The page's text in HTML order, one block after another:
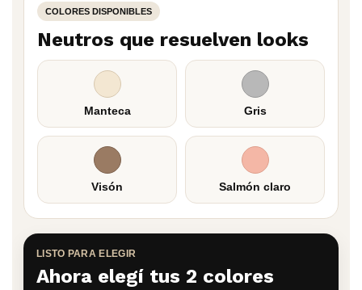
COLORES DISPONIBLES
Neutros que resuelven looks
Manteca Gris
Visón Salmón claro
LISTO PARA ELEGIR
Ahora elegí tus 2 colores